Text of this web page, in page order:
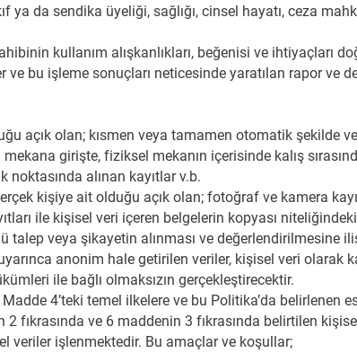
ya da sendika üyeliği, sağlığı, cinsel hayatı, ceza
kullanım alışkanlıkları, beğenisi ve ihtiyaçları
ve bu işleme sonuçları neticesinde yaratılan rapor ve
açık olan; kısmen veya tamamen otomatik şekilde
girişte, fiziksel mekanın içerisinde kalış
noktasında alınan kayıtlar v.b.
kişiye ait olduğu açık olan; fotoğraf ve kamera
ile kişisel veri içeren belgelerin kopyası
veya şikayetin alınması ve değerlendirilmesine
anonim hale getirilen veriler, kişisel veri olarak
ile bağlı olmaksızın gerçekleştirecektir.
4’teki temel ilkelere ve bu Politika’da belirlenen
fıkrasında ve 6 maddenin 3 fıkrasında belirtilen
veriler işlenmektedir. Bu amaçlar ve koşullar;